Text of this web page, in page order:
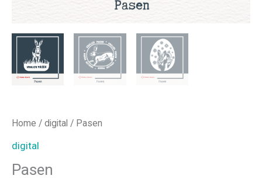
Home / digital / Pasen
digital
Pasen